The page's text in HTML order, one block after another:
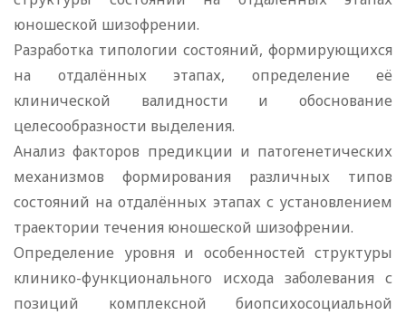
юношеской шизофрении.
Разработка типологии состояний, формирующихся
на отдалённых этапах, определение её
клинической валидности и обоснование
целесообразности выделения.
Анализ факторов предикции и патогенетических
механизмов формирования различных типов
состояний на отдалённых этапах с установлением
траектории течения юношеской шизофрении.
Определение уровня и особенностей структуры
клинико-функционального исхода заболевания с
позиций комплексной биопсихосоциальной